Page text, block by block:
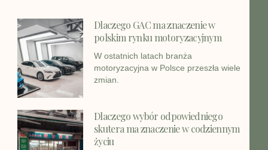
Dlaczego GAC ma znaczenie w
polskim rynku motoryzacyjnym
W ostatnich latach branża
motoryzacyjna w Polsce przeszła wiele
zmian.
Dlaczego wybór odpowiedniego
skutera ma znaczenie w codziennym
życiu